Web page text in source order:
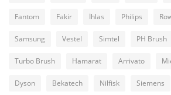
Fantom Fakir İhlas Philips
Samsung Vestel Simtel PH Brush
Turbo Brush Hamarat Arrivato
Dyson Bekatech Nilfisk Siemens